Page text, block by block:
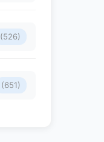
(526)
(651)